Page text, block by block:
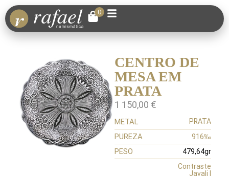
0
CENTRO DE
MESA EM
PRATA
1 150,00 €
METAL PRATA
PUREZA 916‰
PESO 479,64gr
Contraste
Javali I